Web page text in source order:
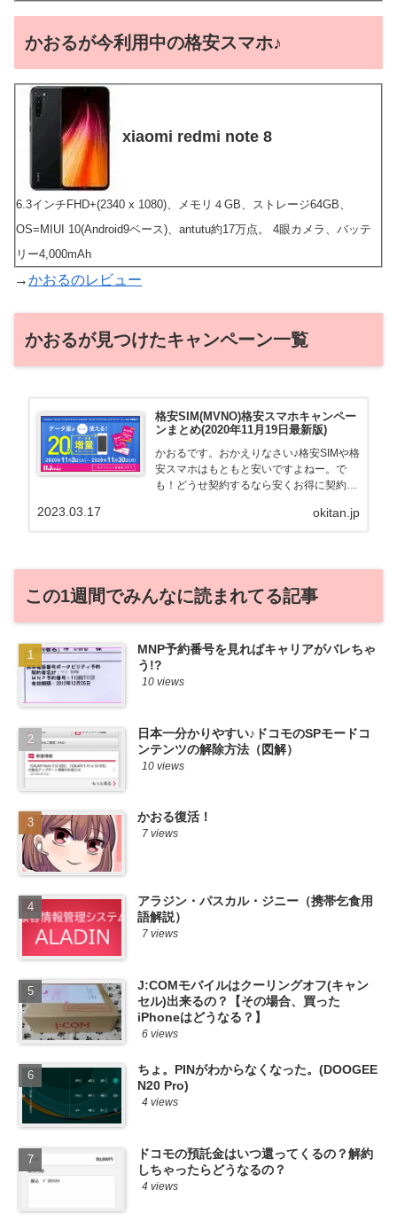
かおるが今利用中の格安スマホ♪
xiaomi redmi note 8
6.3インチFHD+(2340 x 1080)、メモリ４GB、ストレージ64GB、
OS=MIUI 10(Android9ベース)、antutu約17万点。 4眼カメラ、バッテ
リー4,000mAh
→かおるのレビュー
かおるが見つけたキャンペーン一覧
格安SIM(MVNO)格安スマホキャンペー
ンまとめ(2020年11月19日最新版)
かおるです。おかえりなさい♪格安SIMや格
安スマホはもともと安いですよねー。で
も！どうせ契約するなら安くお得に契約し
る自身も、そういう案件を常に狙ってます
okitan.jp
2023.03.17
この1週間でみんなに読まれてる記事
MNP予約番号を見ればキャリアがバレちゃ
う!?
10 views
日本一分かりやすい♪ドコモのSPモードコ
ンテンツの解除方法（図解）
10 views
かおる復活！
7 views
アラジン・パスカル・ジニー（携帯乞食用
語解説）
7 views
J:COMモバイルはクーリングオフ(キャン
セル)出来るの？【その場合、買った
iPhoneはどうなる？】
6 views
ちょ。PINがわからなくなった。(DOOGEE
N20 Pro)
4 views
ドコモの預託金はいつ還ってくるの？解約
しちゃったらどうなるの？
4 views